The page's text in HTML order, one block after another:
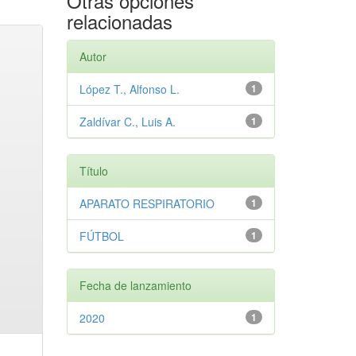
relacionadas
Autor
1
López T., Alfonso L.
1
Zaldívar C., Luis A.
Título
1
APARATO RESPIRATORIO
1
FÚTBOL
Fecha de lanzamiento
1
2020